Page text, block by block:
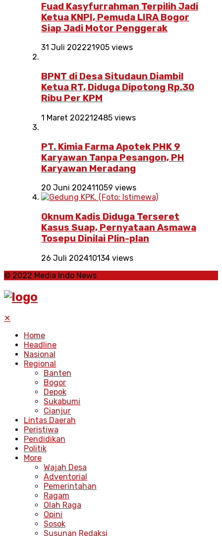
Fuad Kasyfurrahman Terpilih Jadi
Ketua KNPI, Pemuda LIRA Bogor
Siap Jadi Motor Penggerak
31 Juli 202221905 views
BPNT di Desa Situdaun Diambil
Ketua RT, Diduga Dipotong Rp.30
Ribu Per KPM
1 Maret 202212485 views
PT. Kimia Farma Apotek PHK 9
Karyawan Tanpa Pesangon, PH
Karyawan Meradang
20 Juni 202411059 views
Oknum Kadis Diduga Terseret
Kasus Suap, Pernyataan Asmawa
Tosepu Dinilai Plin-plan
26 Juli 202410134 views
© 2022 Media Indo News
✕
Home
Headline
Nasional
Regional
Banten
Bogor
Depok
Sukabumi
Cianjur
Lintas Daerah
Peristiwa
Pendidikan
Politik
More
Wajah Desa
Adventorial
Pemerintahan
Ragam
Olah Raga
Opini
Sosok
Susunan Redaksi